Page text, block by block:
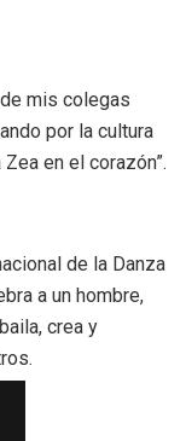
mis colegas
por la cultura
en el corazón”.
de la Danza
a un hombre,
crea y